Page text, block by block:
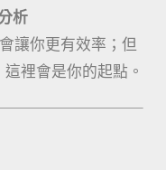
析
讓你更有效率；但
這裡會是你的起點。